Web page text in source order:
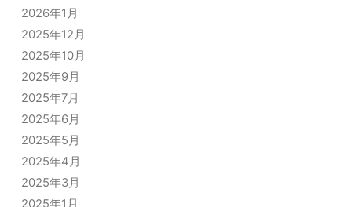
2026年1月
2025年12月
2025年10月
2025年9月
2025年7月
2025年6月
2025年5月
2025年4月
2025年3月